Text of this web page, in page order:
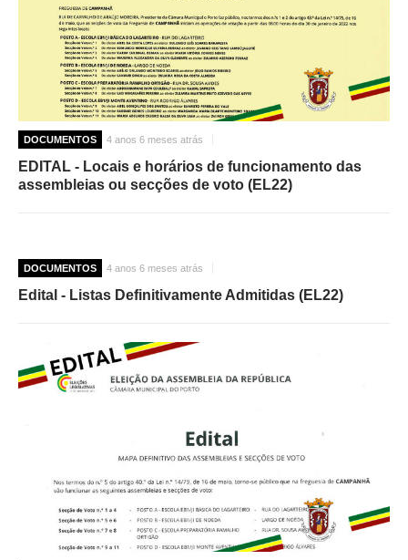
DOCUMENTOS 4 anos 6 meses atrás
EDITAL - Locais e horários de funcionamento das
assembleias ou secções de voto (EL22)
DOCUMENTOS 4 anos 6 meses atrás
Edital - Listas Definitivamente Admitidas (EL22)